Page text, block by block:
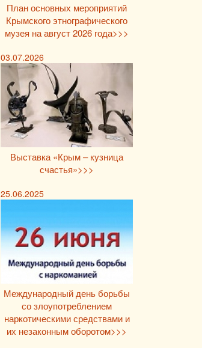
План основных мероприятий
Крымского этнографического
музея на август 2026 года>>>
03.07.2026
Выставка «Крым – кузница
счастья»>>>
25.06.2025
Международный день борьбы
со злоупотреблением
наркотическими средствами и
их незаконным оборотом>>>